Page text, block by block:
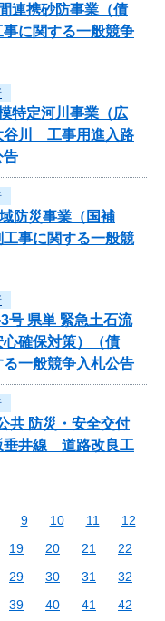
連携砂防事業（債
に関する一般競争
特定河川事業（広
谷川 工事用進入路
告
防災事業（国補
事に関する一般競
号 県単 緊急土石流
確保対策）（債
一般競争入札公告
共 防災・安全交付
垂井線 道路改良工
9 10 11
12
19 20 21
22
29 30 31
32
39 40 41
42